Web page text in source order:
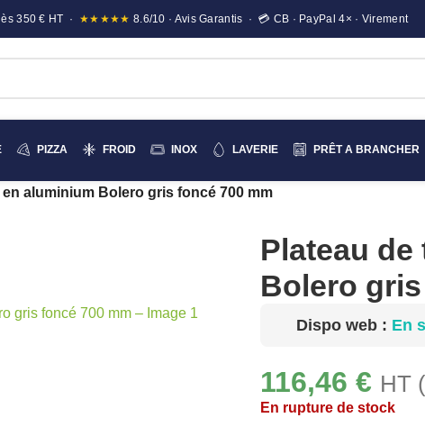
350 € HT · ★★★★★ 8.6/10 · Avis Garantis · 💳 CB · PayPal 4× · Virement
PIZZA FROID INOX LAVERIE PRÊT A BRANCHER
aluminium Bolero gris foncé 700 mm
Plateau
Bolero
Dispo web : En
116,46€ HT (
En rupture de stock